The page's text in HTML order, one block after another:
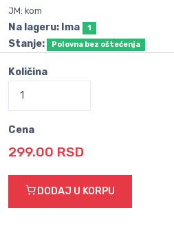
JM: kom
Na lageru: Ima 1
Stanje: Polovna bez oštećenja
Količina
Cena
299.00 RSD
DODAJ U KORPU